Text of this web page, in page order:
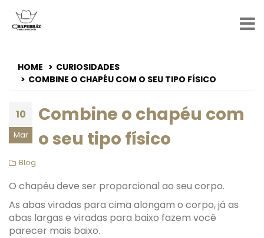
HOME
CURIOSIDADES
COMBINE O CHAPÉU COM O SEU TIPO FÍSICO
10
Mar
Combine o chapéu com
o seu tipo físico
Blog
O chapéu deve ser proporcional ao seu corpo.
As abas viradas para cima alongam o corpo, já as
abas largas e viradas para baixo fazem você
parecer mais baixo.